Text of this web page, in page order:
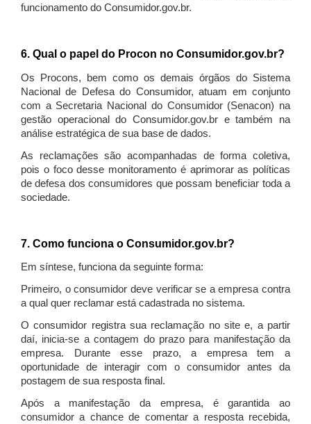
funcionamento do Consumidor.gov.br.
6. Qual o papel do Procon no Consumidor.gov.br?
Os Procons, bem como os demais órgãos do Sistema
Nacional de Defesa do Consumidor, atuam em conjunto
com a Secretaria Nacional do Consumidor (Senacon) na
gestão operacional do Consumidor.gov.br e também na
análise estratégica de sua base de dados.
As reclamações são acompanhadas de forma coletiva,
pois o foco desse monitoramento é aprimorar as políticas
de defesa dos consumidores que possam beneficiar toda a
sociedade.
7. Como funciona o Consumidor.gov.br?
Em síntese, funciona da seguinte forma:
Primeiro, o consumidor deve verificar se a empresa contra
a qual quer reclamar está cadastrada no sistema.
O consumidor registra sua reclamação no site e, a partir
daí, inicia-se a contagem do prazo para manifestação da
empresa. Durante esse prazo, a empresa tem a
oportunidade de interagir com o consumidor antes da
postagem de sua resposta final.
Após a manifestação da empresa, é garantida ao
consumidor a chance de comentar a resposta recebida,